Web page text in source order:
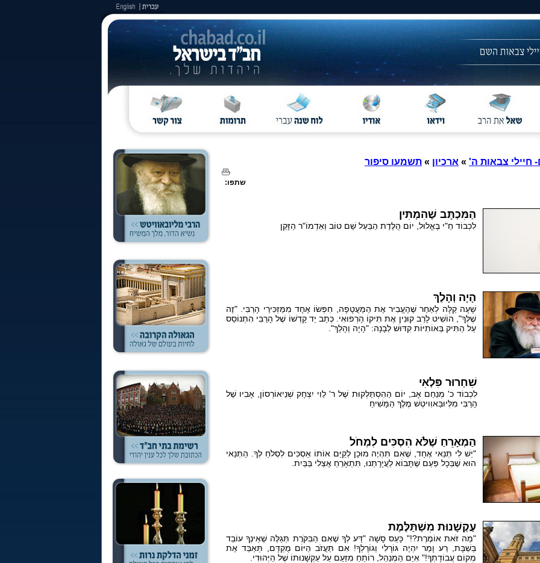
חיילי צבאות ה' » ארכיון » תשמעו סיפור
שתפו:
הַמִּכְתָּב שֶׁהִמְתִּין
לִכְבוֹד חַ"י בֶּאֱלוּל, יוֹם הֻלֶּדֶת הַבַּעַל שֵׁם טוֹב וְאַדְמוֹ"ר הַזָּקֵן
הָיָה וְהָלַךְ
שָׁעָה קַלָּה לְאַחַר שֶׁהֶעֱבִיר אֶת הַמַּעֲטָפָה, חִפְּשׂוֹ אֶחָד מִמַּזְכִּירֵי הָרַבִּי. "זֶה
שֶׁלְּךָ", הוֹשִׁיט לָרַב קוּנִין אֶת תִּיקוֹ הָרְפוּאִי. כְּתַב יַד קָדְשׁוֹ שֶׁל הָרַבִּי הִתְנוֹסֵס
עַל הַתִּיק בְּאוֹתִיּוֹת קִדּוּשׁ לְבָנָה: "הָיָה וְהָלַךְ".
שִׁחְרוּר פִּלְאִי
לִכְבוֹד כ' מְנַחֵם אָב, יוֹם הַהִסְתַּלְּקוּת שֶׁל ר' לֵוִי יִצְחָק שְׁנֵיאוֹרְסוֹן, אָבִיו שֶׁל
הָרַבִּי מִלְּיוּבַּאוִויטְשׁ מֶלֶךְ הַמָּשִׁיחַ
הַמְאָרֵחַ שֶׁלֹּא הִסְכִּים לִמְחֹל
"יֵשׁ לִי תְּנַאי אֶחָד, שֶׁאִם תִּהְיֶה מוּכָן לְקַיֵּם אוֹתוֹ אַסְכִּים לִסְלֹחַ לְךָ. הַתְּנַאי
הוּא שֶׁבְּכָל פַּעַם שֶׁתָּבוֹא לַעֲיָרָתֵנוּ, תִּתְאָרֵחַ אֶצְלִי בַּבַּיִת.
עַקְשָׁנוּת מִשְׁתַּלֶּמֶת
"מַה זֹּאת אוֹמֶרֶת?!" כָּעַס סָשָׁה "דַּע לְךָ שֶׁאִם הַבִּקֹּרֶת תְּגַלֶּה שֶׁאֵינְךָ עוֹבֵד
בְּשַׁבָּת, רַע וָמַר יִהְיֶה גּוֹרָלִי וְגוֹרָלְךָ! אִם תַּעֲזֹב הַיּוֹם מֻקְדָּם, תְּאַבֵּד אֶת
מְקוֹם עֲבוֹדָתְךָ!" אִיֵּם הַמְנַהֵל, רוֹתֵחַ מִזַּעַם עַל עַקְשָׁנוּתוֹ שֶׁל הַיְּהוּדִי.